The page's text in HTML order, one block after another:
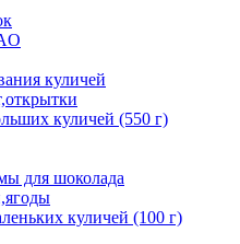
куличей
куличей (550 г)
для шоколада
куличей (100 г)